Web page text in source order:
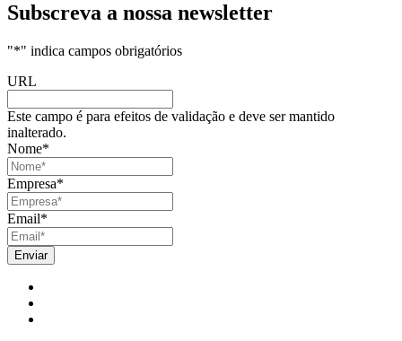
Subscreva a nossa newsletter
"*" indica campos obrigatórios
URL
Este campo é para efeitos de validação e deve ser mantido
inalterado.
Nome*
Empresa*
Email*